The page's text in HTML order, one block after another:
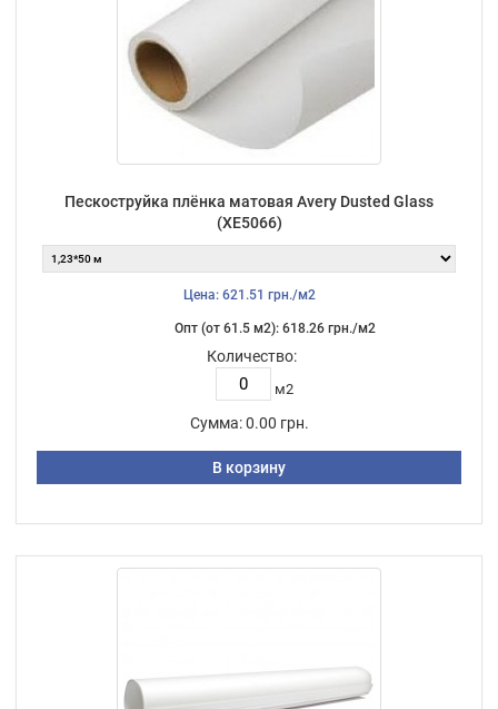
Пескоструйка плёнка матовая Avery Dusted Glass
(XE5066)
Цена: 621.51 грн./м2
Опт (от 61.5 м2): 618.26 грн./м2
Количество:
м2
Сумма: 0.00 грн.
В корзину